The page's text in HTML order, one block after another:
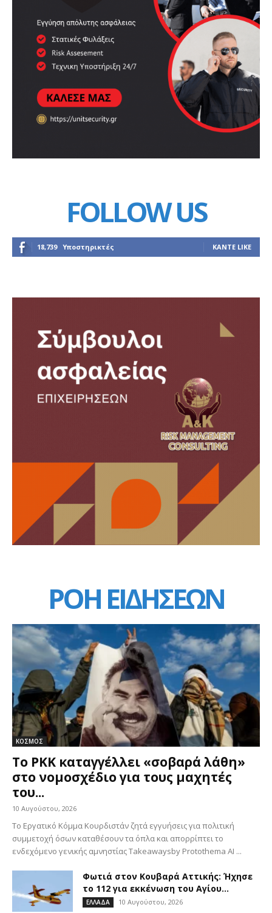
FOLLOW US
18,739 Υποστηρικτές ΚΆΝΤΕ LIKE
ΡΟΗ ΕΙΔΗΣΕΩΝ
ΚΟΣΜΟΣ
Το PKK καταγγέλλει «σοβαρά λάθη»
στο νομοσχέδιο για τους μαχητές
του...
10 Αυγούστου, 2026
To Εργατικό Κόμμα Κουρδιστάν ζητά εγγυήσεις για πολιτική
συμμετοχή όσων καταθέσουν τα όπλα και απορρίπτει το
ενδεχόμενο γενικής αμνηστίας Takeawaysby Protothema AI ...
Φωτιά στον Κουβαρά Αττικής: Ήχησε
το 112 για εκκένωση του Αγίου...
ΕΛΛΑΔΑ 10 Αυγούστου, 2026